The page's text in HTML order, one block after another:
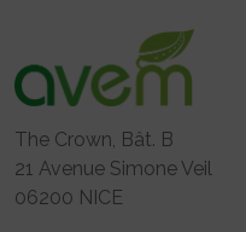
The Crown, Bât. B
21 Avenue Simone Veil
06200 NICE